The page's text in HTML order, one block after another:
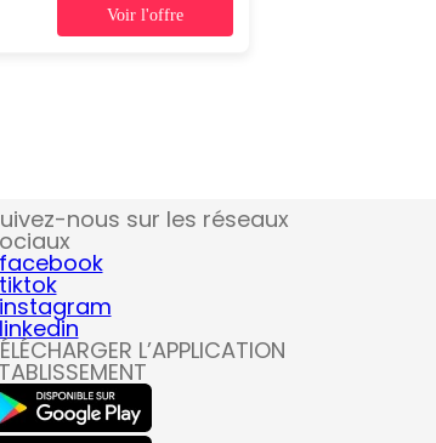
1 jour
Voir l'offre
nous sur les réseaux
facebook
tiktok
instagram
linkedin
L’APPLICATION